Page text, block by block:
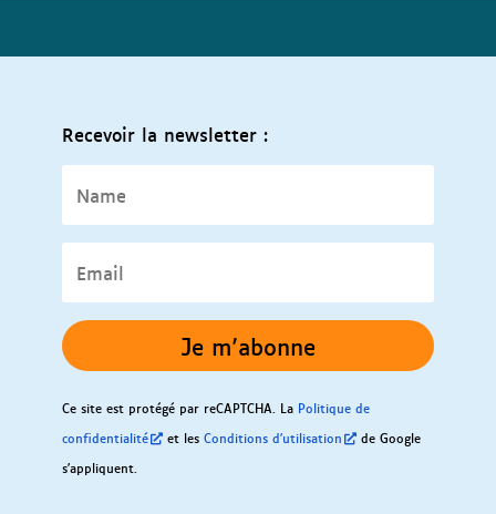
Recevoir la newsletter :
Je m'abonne
Ce site est protégé par reCAPTCHA. La Politique de
confidentialité
et lesConditions d'utilisation
de Google
s'appliquent.